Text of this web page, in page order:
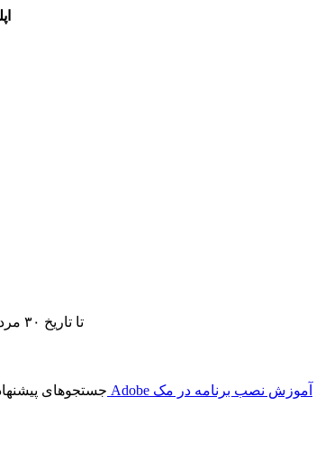
تا تاریخ ۳۰ مرداد ۱۴۰۵ با خرید هر گیفت‌کارت، ۲۰ درصد تخفیف اشتراک اپ‌استور مک نید را دریافت کنید.
جستجوهای
آموزش نصب برنامه در مک